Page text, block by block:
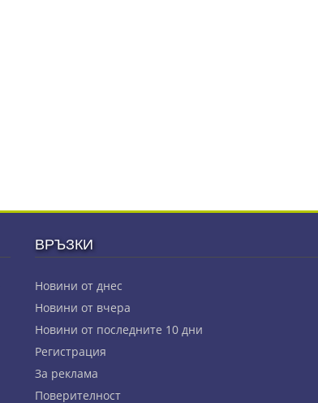
ВРЪЗКИ
Новини от днес
Новини от вчера
Новини от последните 10 дни
Регистрация
За реклама
Πoвepитeлнocт